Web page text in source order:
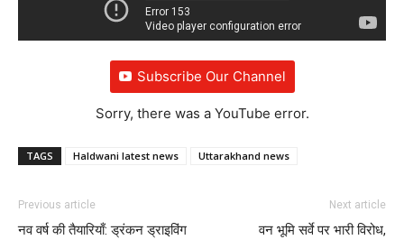
Subscribe Our Channel
Sorry, there was a YouTube error.
TAGS Haldwani latest news Uttarakhand news
Previous article
नव वर्ष की तैयारियाँ: ड्रंकन ड्राइविंग
Next article
वन भूमि सर्वे पर भारी विरोध,